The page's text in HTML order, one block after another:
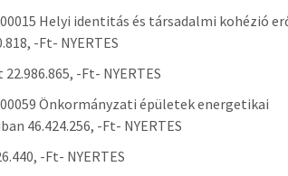
Helyi identitás és társadalmi kohézió
-Ft- NYERTES
-Ft- NYERTES
Önkormányzati épületek energetikai
46.424.256, -Ft- NYERTES
-Ft- NYERTES